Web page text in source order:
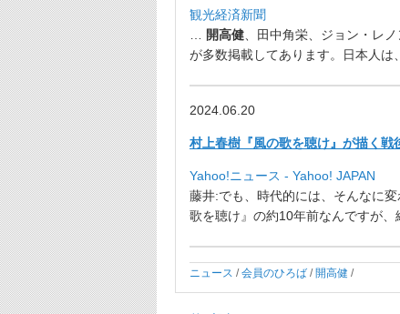
観光経済新聞
開高健 、田中角栄、ジョン・レ
が多数掲載してあります。
日本人は
2024.06.20
村上春樹『風の歌を聴け』が描く
Yahoo!ニュース - Yahoo! JAPAN
藤井:でも、時代的には、そんなに変
歌を聴け』 の約10年前なんですが、
ニュース /会員のひろば / 開高健 /